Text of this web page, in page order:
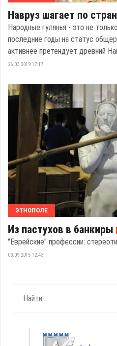
Навруз шагает по
Народные гулянья - это не
последние годы на статус
активнее претендует древний
26.03.2019 17:17
ЭТНОПОЛЕ
Из пастухов в банкиры
"Еврейские" профессии:
03.09.2015 12:43